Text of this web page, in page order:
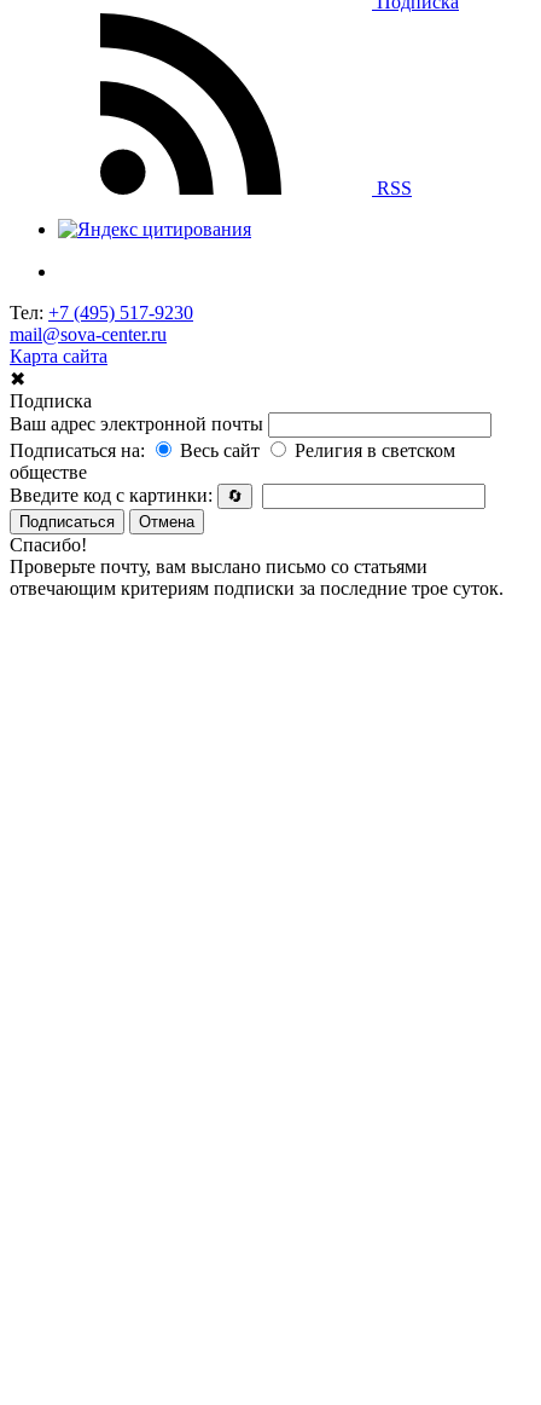
RSS
Тел: +7 (495) 517-9230
mail@sova-center.ru
Карта сайта
✖
Подписка
Ваш адрес электронной почты
Подписаться на:
Весь сайт
Религия в светском
обществе
Введите код с картинки:
🔄
Подписаться
Отмена
Спасибо!
Проверьте почту, вам выслано письмо со статьями
отвечающим критериям подписки за последние трое суток.